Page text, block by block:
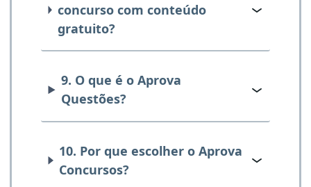
concurso com conteúdo
gratuito?
9. O que é o Aprova
Questões?
10. Por que escolher o Aprova
Concursos?